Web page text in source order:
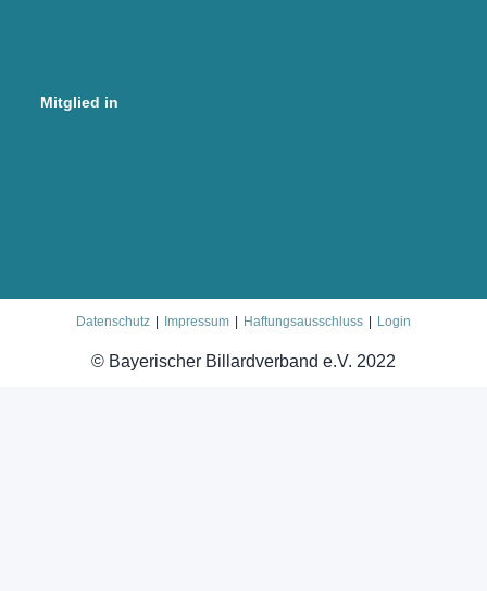
Mitglied in
Datenschutz Impressum Haftungsausschluss Login
© Bayerischer Billardverband e.V. 2022